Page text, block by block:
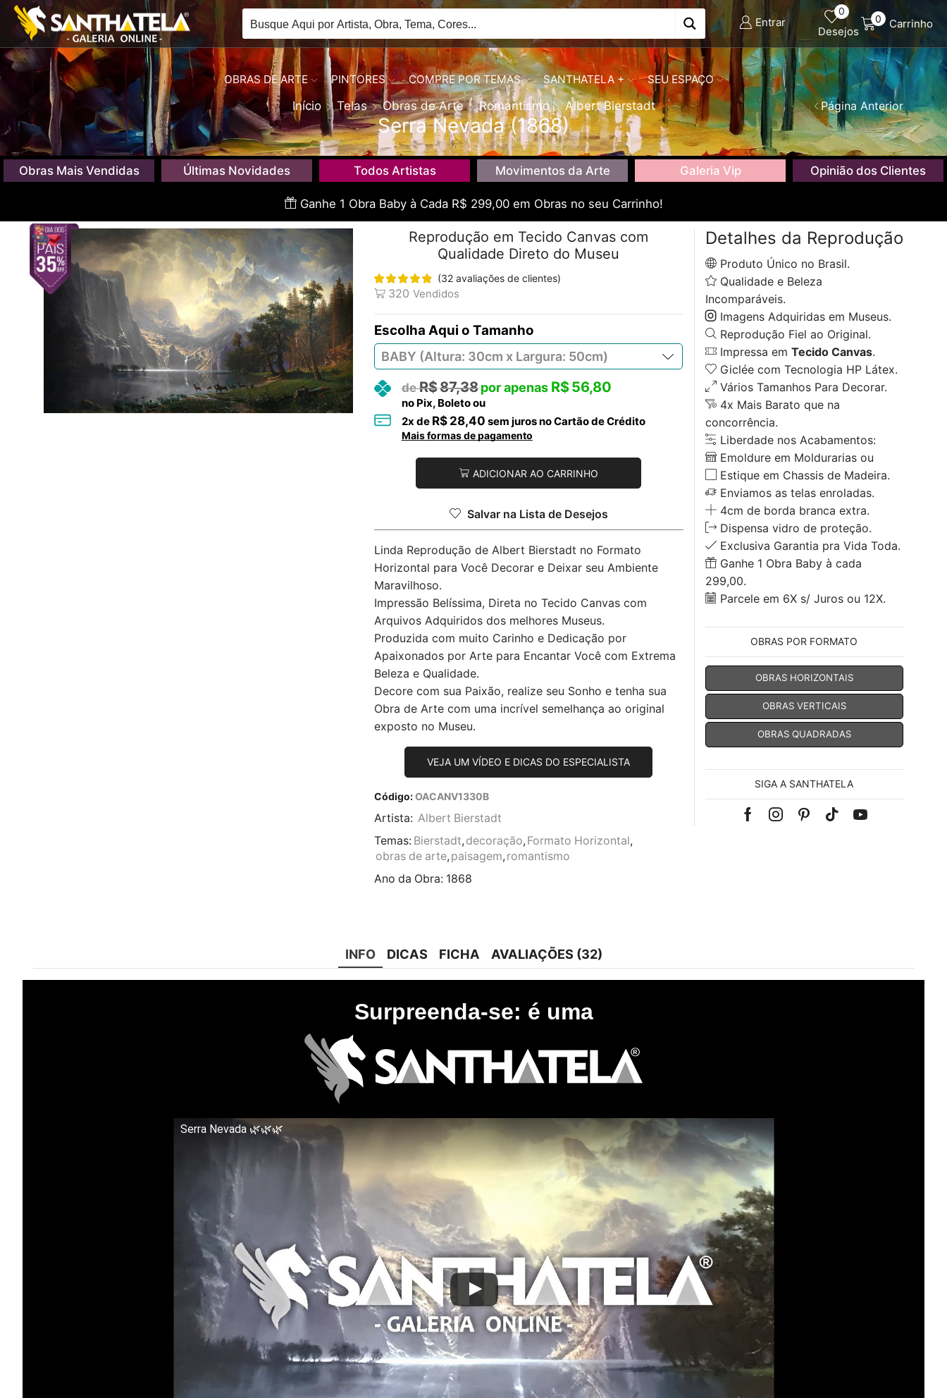
Entrar
0
Desejos
0 Carrinho
OBRAS DE ARTE PINTORES COMPRE POR TEMAS SANTHATELA + SEU ESPAÇO
Início Telas Obras de Arte Romantismo Albert Bierstadt
Serra Nevada (1868)
Página Anterior
Obras Mais Vendidas Últimas Novidades Todos Artistas Movimentos da Arte Galeria Vip Opinião dos Clientes
Ganhe 1 Obra Baby à Cada R$ 299,00 em Obras no seu Carrinho!
Reprodução em Tecido Canvas com
Qualidade Direto do Museu
(32avaliações de clientes)
320 Vendidos
Tamanho
R$87,38 R$56,80
no Pix, Boleto ou
2x de R$ 28,40 sem juros no Cartão de Crédito
Mais formas de pagamento
ADICIONAR AO CARRINHO
Salvar na Lista de Desejos
Linda Reprodução de Albert Bierstadt no Formato
Horizontal para Você Decorar e Deixar seu Ambiente
Maravilhoso.
Impressão Belíssima, Direta no Tecido Canvas com
Arquivos Adquiridos dos melhores Museus.
Produzida com muito Carinho e Dedicação por
Apaixonados por Arte para Encantar Você com Extrema
Beleza e Qualidade.
Decore com sua Paixão, realize seu Sonho e tenha sua
Obra de Arte com uma incrível semelhança ao original
exposto no Museu.
VEJA UM VÍDEO E DICAS DO ESPECIALISTA
Código:OACANV1330B
Artista: Albert Bierstadt
Temas: Bierstadt, decoração, Formato Horizontal,
obras de arte, paisagem, romantismo
Ano da Obra: 1868
Detalhes da Reprodução
Produto Único no Brasil.
Qualidade e Beleza
Incomparáveis.
Imagens Adquiridas em Museus.
Reprodução Fiel ao Original.
Impressa em Tecido Canvas.
Giclée com Tecnologia HP Látex.
Vários Tamanhos Para Decorar.
4x Mais Barato que na
concorrência.
Liberdade nos Acabamentos:
Emoldure em Moldurarias ou
Estique em Chassis de Madeira.
Enviamos as telas enroladas.
4cm de borda branca extra.
Dispensa vidro de proteção.
Exclusiva Garantia pra Vida Toda.
Ganhe 1 Obra Baby à cada
299,00.
Parcele em 6X s/ Juros ou 12X.
OBRAS POR FORMATO
OBRAS HORIZONTAIS
OBRAS VERTICAIS
OBRAS QUADRADAS
SIGA A SANTHATELA
FacebookInstagramPinterest
Tik-Youtube
INFO DICAS FICHA AVALIAÇÕES (32)
Surpreenda-se: é uma
Serra Nevada 🌿🌿🌿